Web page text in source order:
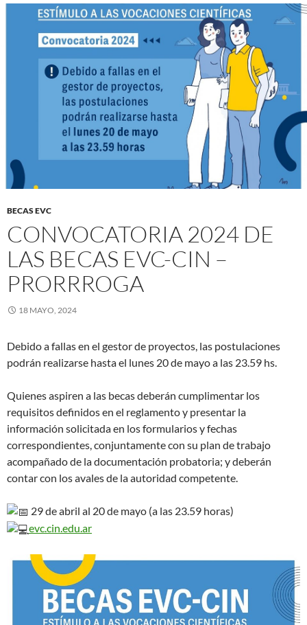
BECAS EVC
CONVOCATORIA 2024 DE
LAS BECAS EVC-CIN –
PRORRROGA
18 MAYO, 2024
Debido a fallas en el gestor de proyectos, las postulaciones
podrán realizarse hasta el lunes 20 de mayo a las 23.59 hs.
Quienes aspiren a las becas deberán cumplimentar los
requisitos definidos en el reglamento y presentar la
información solicitada en los formularios y fechas
correspondientes, conjuntamente con su plan de trabajo
acompañado de la documentación probatoria; y deberán
contar con los avales de la autoridad competente.
29 de abril al 20 de mayo (a las 23.59 horas)
evc.cin.edu.ar